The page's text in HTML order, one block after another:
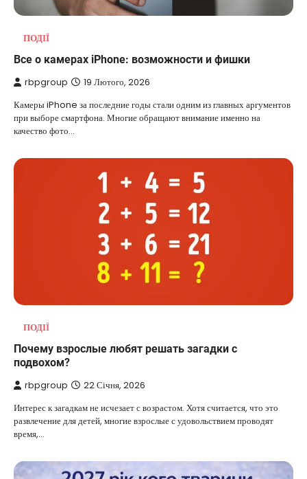
ПОДІЇ
Все о камерах iPhone: возможности и фишки
rbpgroup 19 Лютого, 2026
Камеры iPhone за последние годы стали одним из главных аргументов
при выборе смартфона. Многие обращают внимание именно на
качество фото…
ПОДІЇ
Почему взрослые любят решать загадки с
подвохом?
rbpgroup 22 Січня, 2026
Интерес к загадкам не исчезает с возрастом. Хотя считается, что это
развлечение для детей, многие взрослые с удовольствием проводят
время,…